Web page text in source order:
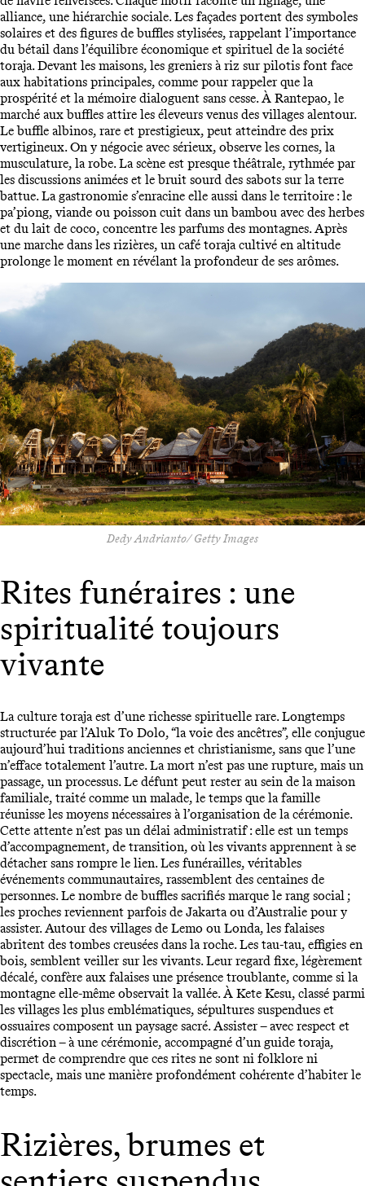
alliance, une hiérarchie sociale. Les façades portent des symboles
solaires et des figures de buffles stylisées, rappelant l’importance
du bétail dans l’équilibre économique et spirituel de la société
toraja. Devant les maisons, les greniers à riz sur pilotis font face
aux habitations principales, comme pour rappeler que la
prospérité et la mémoire dialoguent sans cesse. À Rantepao, le
marché aux buffles attire les éleveurs venus des villages alentour.
Le buffle albinos, rare et prestigieux, peut atteindre des prix
vertigineux. On y négocie avec sérieux, observe les cornes, la
musculature, la robe. La scène est presque théâtrale, rythmée par
les discussions animées et le bruit sourd des sabots sur la terre
battue. La gastronomie s’enracine elle aussi dans le territoire : le
pa’piong, viande ou poisson cuit dans un bambou avec des herbes
et du lait de coco, concentre les parfums des montagnes. Après
une marche dans les rizières, un café toraja cultivé en altitude
prolonge le moment en révélant la profondeur de ses arômes.
Dedy Andrianto/ Getty Images
Rites funéraires : une
spiritualité toujours
vivante
La culture toraja est d’une richesse spirituelle rare. Longtemps
structurée par l’Aluk To Dolo, “la voie des ancêtres”, elle conjugue
aujourd’hui traditions anciennes et christianisme, sans que l’une
n’efface totalement l’autre. La mort n’est pas une rupture, mais un
passage, un processus. Le défunt peut rester au sein de la maison
familiale, traité comme un malade, le temps que la famille
réunisse les moyens nécessaires à l’organisation de la cérémonie.
Cette attente n’est pas un délai administratif : elle est un temps
d’accompagnement, de transition, où les vivants apprennent à se
détacher sans rompre le lien. Les funérailles, véritables
événements communautaires, rassemblent des centaines de
personnes. Le nombre de buffles sacrifiés marque le rang social ;
les proches reviennent parfois de Jakarta ou d’Australie pour y
assister. Autour des villages de Lemo ou Londa, les falaises
abritent des tombes creusées dans la roche. Les tau-tau, effigies en
bois, semblent veiller sur les vivants. Leur regard fixe, légèrement
décalé, confère aux falaises une présence troublante, comme si la
montagne elle-même observait la vallée. À Kete Kesu, classé parmi
les villages les plus emblématiques, sépultures suspendues et
ossuaires composent un paysage sacré. Assister – avec respect et
discrétion – à une cérémonie, accompagné d’un guide toraja,
permet de comprendre que ces rites ne sont ni folklore ni
spectacle, mais une manière profondément cohérente d’habiter le
temps.
Rizières, brumes et